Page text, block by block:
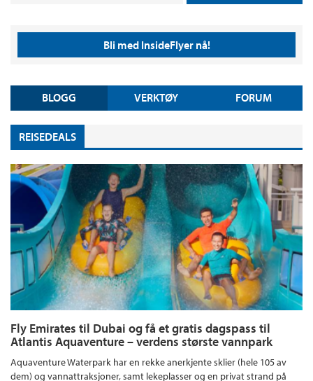
Bli med InsideFlyer nå!
BLOGG VERKTØY FORUM
REISEDEALS
Fly Emirates til Dubai og få et gratis dagspass til
Atlantis Aquaventure – verdens største vannpark
Aquaventure Waterpark har en rekke anerkjente sklier (hele 105 av
dem) og vannattraksjoner, samt lekeplasser og en privat strand på